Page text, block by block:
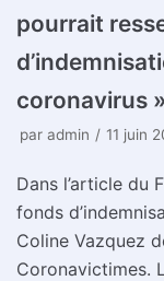
pourrait
coronavirus »
par admin 11 juin
Dans l’article du
fonds
Coline Vazquez
Coronavictimes.